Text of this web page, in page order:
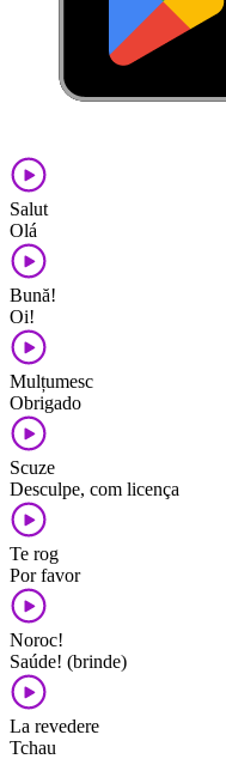
Salut
Olá
Bună!
Oi!
Mulțumesc
Obrigado
Scuze
Desculpe, com licença
Te rog
Por favor
Noroc!
Saúde! (brinde)
La revedere
Tchau